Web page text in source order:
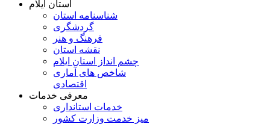
استان ایلام
شناسنامه استان
گردشگری
فرهنگ و هنر
نقشه استان
چشم انداز استان ایلام
شاخص های آماری
اقتصادی
معرفی خدمات
خدمات استانداری
میز خدمت وزارت کشور